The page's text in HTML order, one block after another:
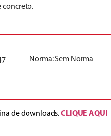
concreto.
Norma:Sem Norma
de downloads.CLIQUE AQUI